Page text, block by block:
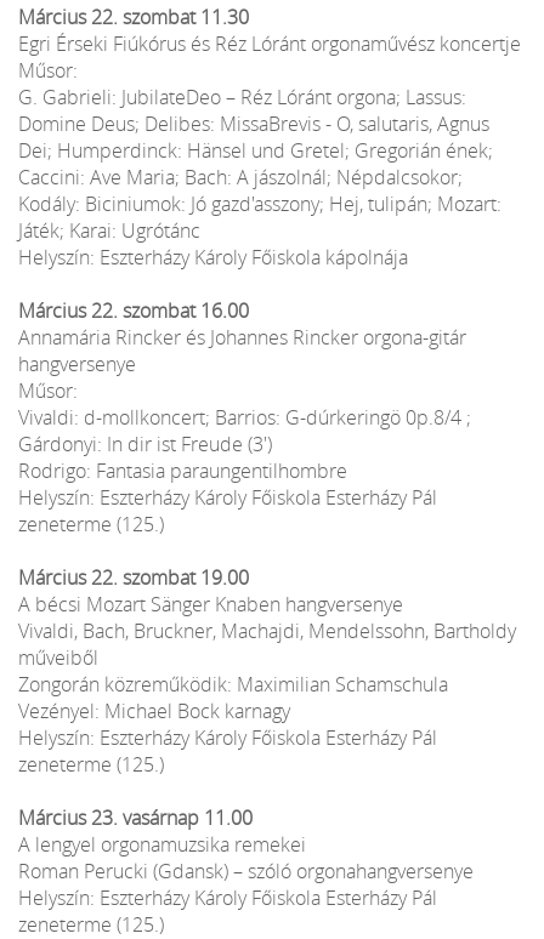
Március 22. szombat 11.30
Egri Érseki Fiúkórus és Réz Lóránt orgonaművész koncertje
Műsor:
G. Gabrieli: JubilateDeo – Réz Lóránt orgona; Lassus:
Domine Deus; Delibes: MissaBrevis - O, salutaris, Agnus
Dei; Humperdinck: Hänsel und Gretel; Gregorián ének;
Caccini: Ave Maria; Bach: A jászolnál; Népdalcsokor;
Kodály: Biciniumok: Jó gazd'asszony; Hej, tulipán; Mozart:
Játék; Karai: Ugrótánc
Helyszín: Eszterházy Károly Főiskola kápolnája
Március 22. szombat 16.00
Annamária Rincker és Johannes Rincker orgona-gitár
hangversenye
Műsor:
Vivaldi: d-mollkoncert; Barrios: G-dúrkeringö 0p.8/4 ;
Gárdonyi: In dir ist Freude (3')
Rodrigo: Fantasia paraungentilhombre
Helyszín: Eszterházy Károly Főiskola Esterházy Pál
zeneterme (125.)
Március 22. szombat 19.00
A bécsi Mozart Sänger Knaben hangversenye
Vivaldi, Bach, Bruckner, Machajdi, Mendelssohn, Bartholdy
műveiből
Zongorán közreműködik: Maximilian Schamschula
Vezényel: Michael Bock karnagy
Helyszín: Eszterházy Károly Főiskola Esterházy Pál
zeneterme (125.)
Március 23. vasárnap 11.00
A lengyel orgonamuzsika remekei
Roman Perucki (Gdansk) – szóló orgonahangversenye
Helyszín: Eszterházy Károly Főiskola Esterházy Pál
zeneterme (125.)